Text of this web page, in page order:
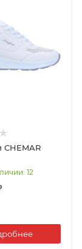
CHEMAR
: 12